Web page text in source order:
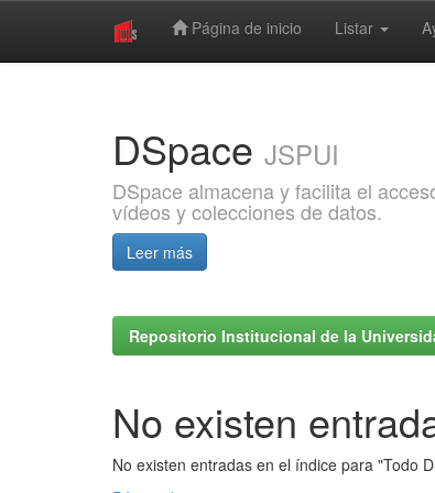
Página de inicio Listar
DSpace JSPUI
DSpace almacena y facilita el
vídeos y colecciones de datos.
Leer más
Repositorio Institucional de la
No existen
No existen entradas en el índice para "Todo